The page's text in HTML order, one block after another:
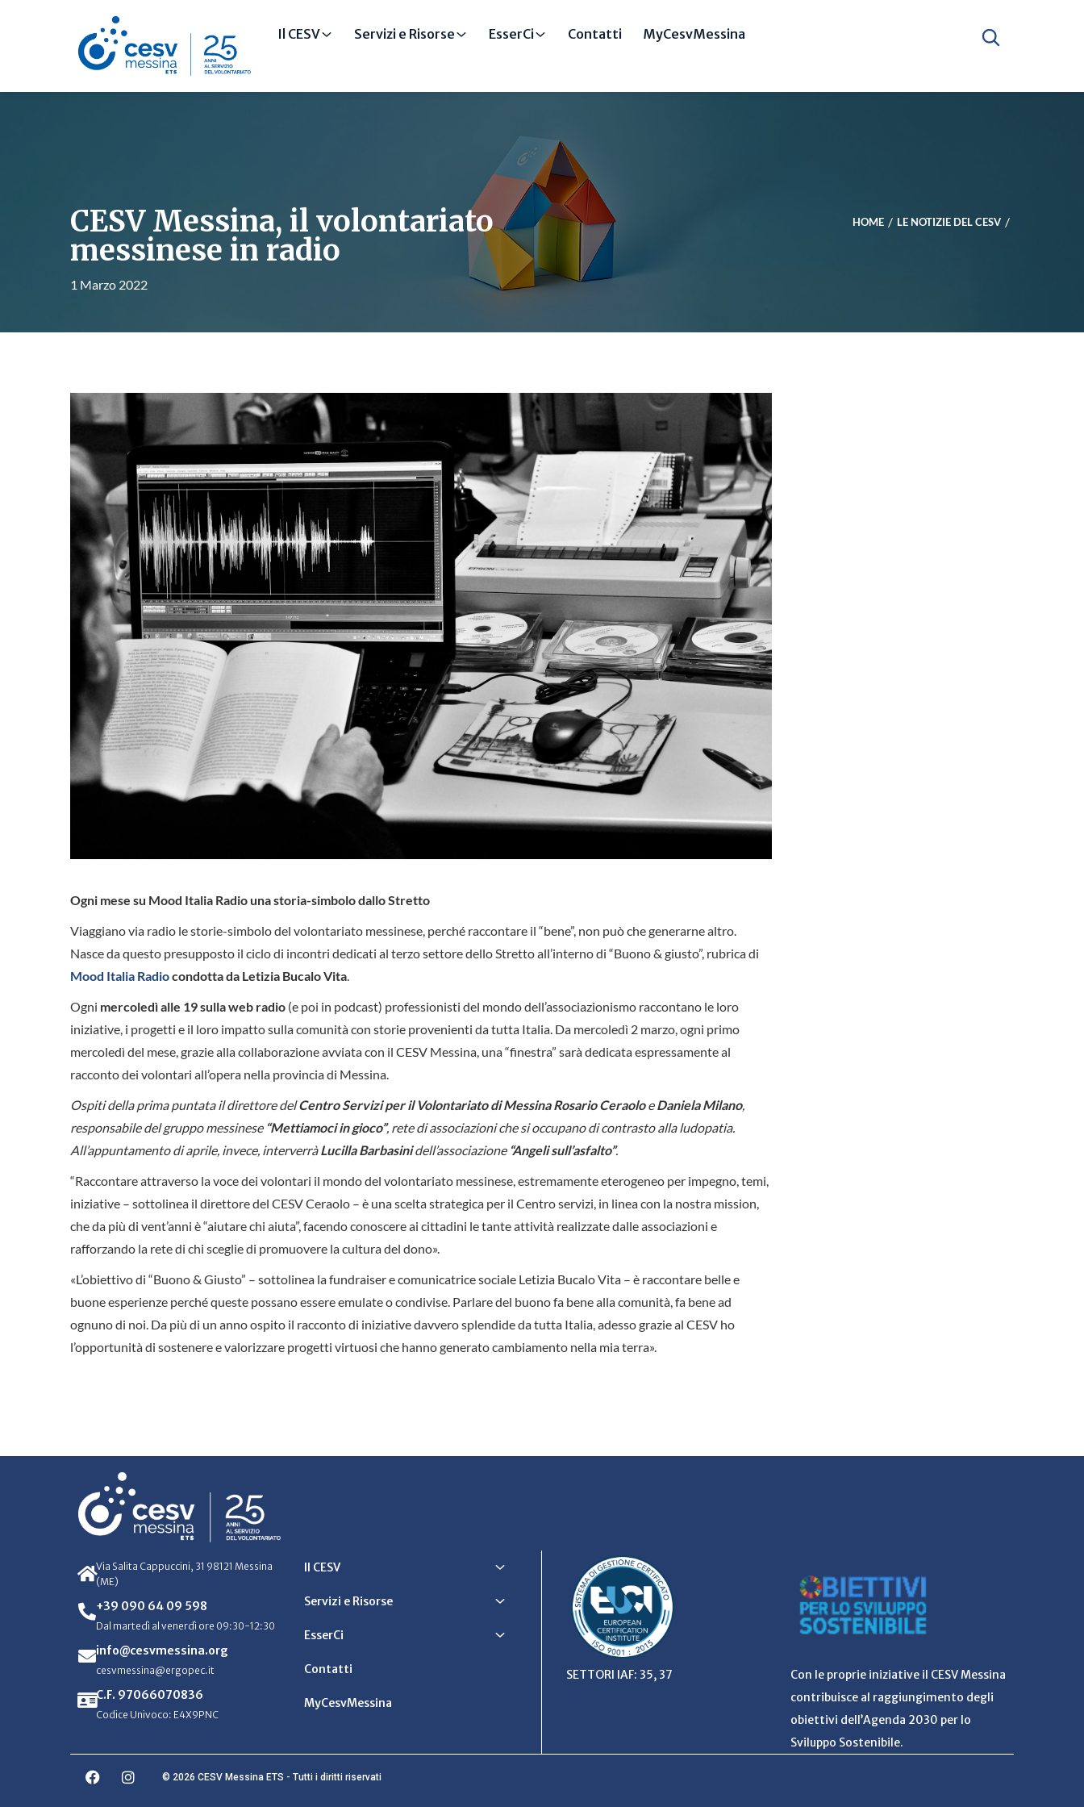
Il CESV Servizi e Risorse EsserCi Contatti MyCesvMessina
CESV Messina, il volontariato
messinese in radio
1 Marzo 2022
HOME LE NOTIZIE DEL CESV
Ogni mese su Mood Italia Radio una storia-simbolo dallo Stretto
Viaggiano via radio le storie-simbolo del volontariato messinese, perché raccontare il “bene”, non può che generarne altro.
Nasce da questo presupposto il ciclo di incontri dedicati al terzo settore dello Stretto all’interno di “Buono & giusto”, rubrica di
Mood Italia Radiocondotta da Letizia Bucalo Vita.
Ogni mercoledì alle 19 sulla web radio (e poi in podcast) professionisti del mondo dell’associazionismo raccontano le loro
iniziative, i progetti e il loro impatto sulla comunità con storie provenienti da tutta Italia. Da mercoledì 2 marzo, ogni primo
mercoledì del mese, grazie alla collaborazione avviata con il CESV Messina, una “finestra” sarà dedicata espressamente al
racconto dei volontari all’opera nella provincia di Messina.
Ospiti della prima puntata il direttore delCentro Servizi per il Volontariato di Messina Rosario CeraoloeDaniela Milano,
responsabile del gruppo messinese “Mettiamoci in gioco”, rete di associazioni che si occupano di contrasto alla ludopatia.
All’appuntamento di aprile, invece, interverràLucilla Barbasinidell’associazione “Angeli sull’asfalto”.
“Raccontare attraverso la voce dei volontari il mondo del volontariato messinese, estremamente eterogeneo per impegno, temi,
iniziative – sottolinea il direttore del CESV Ceraolo – è una scelta strategica per il Centro servizi, in linea con la nostra mission,
che da più di vent’anni è “aiutare chi aiuta”, facendo conoscere ai cittadini le tante attività realizzate dalle associazioni e
rafforzando la rete di chi sceglie di promuovere la cultura del dono».
«L’obiettivo di “Buono & Giusto” – sottolinea la fundraiser e comunicatrice sociale Letizia Bucalo Vita – è raccontare belle e
buone esperienze perché queste possano essere emulate o condivise. Parlare del buono fa bene alla comunità, fa bene ad
ognuno di noi. Da più di un anno ospito il racconto di iniziative davvero splendide da tutta Italia, adesso grazie al CESV ho
l’opportunità di sostenere e valorizzare progetti virtuosi che hanno generato cambiamento nella mia terra».
Via Salita Cappuccini, 31 98121 Messina
(ME)
+39 090 64 09 598
Dal martedì al venerdì ore 09:30-12:30
info@cesvmessina.org
cesvmessina@ergopec.it
C.F. 97066070836
Codice Univoco: E4X9PNC
Il CESV
Servizi e Risorse
EsserCi
Contatti
MyCesvMessina
SETTORI IAF: 35, 37
Con le proprie iniziative il CESV Messina
contribuisce al raggiungimento degli
obiettivi dell’Agenda 2030 per lo
Sviluppo Sostenibile.
© 2026 CESV Messina ETS - Tutti i diritti riservati